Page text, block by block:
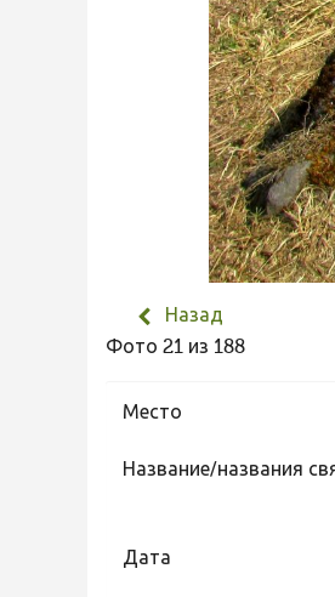
Назад
Фото 21 из 188
Место
Название/названия
Дата